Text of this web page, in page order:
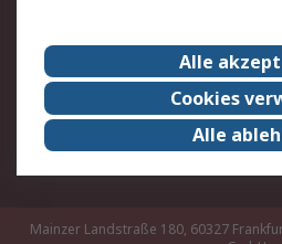
Karriere bei RS
Qualität/Umwelt/
Event-Center
Mainzer Landstraße 180, 60327
Alle
Cookies
Alle